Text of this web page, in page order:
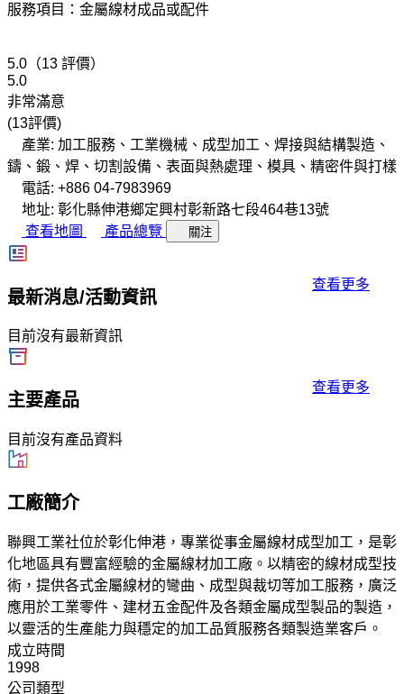
服務項目：金屬線材成品或配件
5.0（13 評價）
5.0
非常滿意
(13評價)
產業: 加工服務、工業機械、成型加工、焊接與結構製造、
鑄、鍛、焊、切割設備、表面與熱處理、模具、精密件與打樣
電話: +886 04-7983969
地址: 彰化縣伸港鄉定興村彰新路七段464巷13號
查看地圖
產品總覽 關注
最新消息/活動資訊
查看更多
目前沒有最新資訊
主要產品
查看更多
目前沒有產品資料
工廠簡介
聯興工業社位於彰化伸港，專業從事金屬線材成型加工，是彰
化地區具有豐富經驗的金屬線材加工廠。以精密的線材成型技
術，提供各式金屬線材的彎曲、成型與裁切等加工服務，廣泛
應用於工業零件、建材五金配件及各類金屬成型製品的製造，
以靈活的生產能力與穩定的加工品質服務各類製造業客戶。
成立時間
1998
公司類型